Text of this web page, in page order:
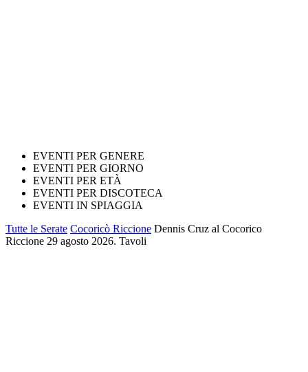
EVENTI PER GENERE
EVENTI PER GIORNO
EVENTI PER ETÀ
EVENTI PER DISCOTECA
EVENTI IN SPIAGGIA
Tutte le Serate Cocoricò Riccione Dennis Cruz al Cocorico
Riccione 29 agosto 2026. Tavoli